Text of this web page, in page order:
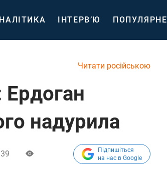
ІНТЕРВ’Ю ПОПУЛЯРНЕ
Читати російською
Ердоган
надурила
Підпишіться
на нас в Google